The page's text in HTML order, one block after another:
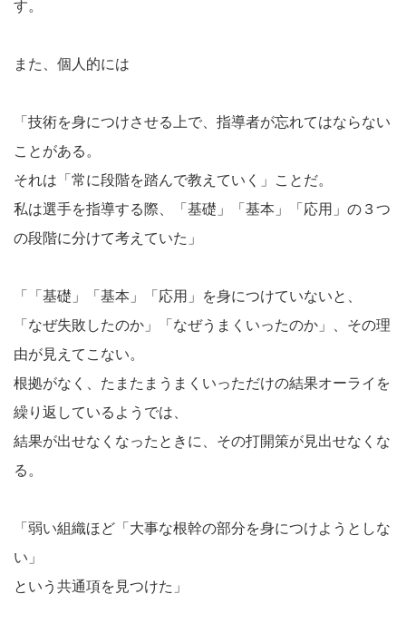
す。
また、個人的には
「技術を身につけさせる上で、指導者が忘れてはならない
ことがある。
それは「常に段階を踏んで教えていく」ことだ。
私は選手を指導する際、「基礎」「基本」「応用」の３つ
の段階に分けて考えていた」
「「基礎」「基本」「応用」を身につけていないと、
「なぜ失敗したのか」「なぜうまくいったのか」、その理
由が見えてこない。
根拠がなく、たまたまうまくいっただけの結果オーライを
繰り返しているようでは、
結果が出せなくなったときに、その打開策が見出せなくな
る。
「弱い組織ほど「大事な根幹の部分を身につけようとしな
い」
という共通項を見つけた」